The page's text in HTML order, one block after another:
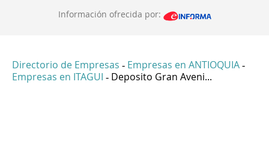
Información ofrecida por:
Directorio de Empresas - Empresas en ANTIOQUIA -
Empresas en ITAGUI - Deposito Gran Aveni...